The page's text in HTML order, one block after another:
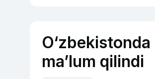
ma’lum qilindi